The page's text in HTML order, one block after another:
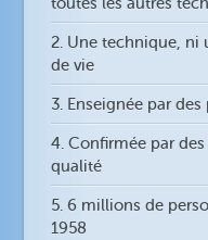
toutes les autres
2. Une technique,
de vie
3. Enseignée par
4. Confirmée par
qualité
5. 6 millions de
1958